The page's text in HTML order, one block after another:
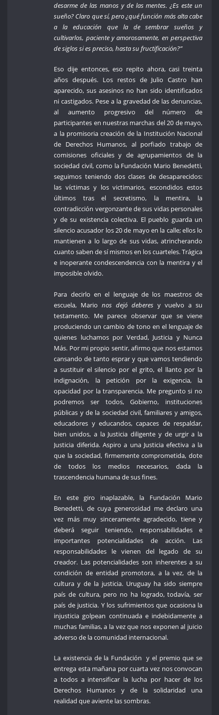
desarme de las manos y de las mentes. ¿Es este un
sueño? Claro que sí, pero ¿qué función más alta cabe
a la educación que la de sembrar sueños y
cultivarlos, paciente y amorosamente, en perspectiva
de siglos si es preciso, hasta su fructificación?”
Eso dije entonces, eso repito ahora, casi treinta
años después. Los restos de Julio Castro han
aparecido, sus asesinos no han sido identificados
ni castigados. Pese a la gravedad de las denuncias,
al aumento progresivo del número de
participantes en nuestras marchas del 20 de mayo,
a la promisoria creación de la Institución Nacional
de Derechos Humanos, al porfiado trabajo de
comisiones oficiales y de agrupamientos de la
sociedad civil, como la Fundación Mario Benedetti,
seguimos teniendo dos clases de desaparecidos:
las víctimas y los victimarios, escondidos estos
últimos tras el secretismo, la mentira, la
contradicción vergonzante de sus vidas personales
y de su existencia colectiva. El pueblo guarda un
silencio acusador los 20 de mayo en la calle; ellos lo
mantienen a lo largo de sus vidas, atrincherando
cuanto saben de sí mismos en los cuarteles. Trágica
e inoperante condescendencia con la mentira y el
imposible olvido.
Para decirlo en el lenguaje de los maestros de
escuela, Marionos dejó deberes y vuelvo a su
testamento. Me parece observar que se viene
produciendo un cambio de tono en el lenguaje de
quienes luchamos por Verdad, Justicia y Nunca
Más. Por mi propio sentir, afirmo que nos estamos
cansando de tanto esprar y que vamos tendiendo
a sustituir el silencio por el grito, el llanto por la
indignación, la petición por la exigencia, la
opacidad por la transparencia. Me pregunto si no
podremos ser todos, Gobierno, instituciones
públicas y de la sociedad civil, familiares y amigos,
educadores y educandos, capaces de respaldar,
bien unidos, a la Justicia diligente y de urgir a la
Justicia diferida. Aspiro a una Justicia efectiva a la
que la sociedad, firmemente comprometida, dote
de todos los medios necesarios, dada la
trascendencia humana de sus fines.
En este giro inaplazable, la Fundación Mario
Benedetti, de cuya generosidad me declaro una
vez más muy sinceramente agradecido, tiene y
deberá seguir teniendo, responsabilidades e
importantes potencialidades de acción. Las
responsabilidades le vienen del legado de su
creador. Las potencialidades son inherentes a su
condición de entidad promotora, a la vez, de la
cultura y de la justicia. Uruguay ha sido siempre
país de cultura, pero no ha logrado, todavía, ser
país de justicia. Y los sufrimientos que ocasiona la
injusticia golpean continuada e indebidamente a
muchas familias, a la vez que nos exponen al juicio
adverso de la comunidad internacional.
La existencia de la Fundación y el premio que se
entrega esta mañana por cuarta vez nos convocan
a todos a intensificar la lucha por hacer de los
Derechos Humanos y de la solidaridad una
realidad que aviente las sombras.